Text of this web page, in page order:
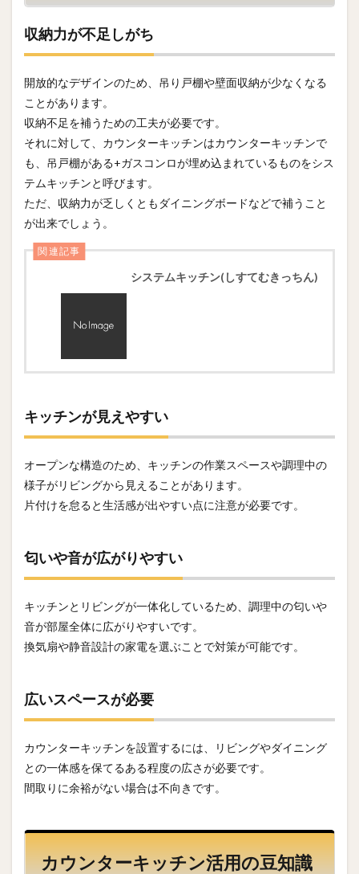
収納力が不足しがち
開放的なデザインのため、吊り戸棚や壁面収納が少なくなる
ことがあります。
収納不足を補うための工夫が必要です。
それに対して、カウンターキッチンはカウンターキッチンで
も、吊戸棚がある+ガスコンロが埋め込まれているものをシス
テムキッチンと呼びます。
ただ、収納力が乏しくともダイニングボードなどで補うこと
が出来でしょう。
関連記事
システムキッチン(しすてむきっちん)
キッチンが見えやすい
オープンな構造のため、キッチンの作業スペースや調理中の
様子がリビングから見えることがあります。
片付けを怠ると生活感が出やすい点に注意が必要です。
匂いや音が広がりやすい
キッチンとリビングが一体化しているため、調理中の匂いや
音が部屋全体に広がりやすいです。
換気扇や静音設計の家電を選ぶことで対策が可能です。
広いスペースが必要
カウンターキッチンを設置するには、リビングやダイニング
との一体感を保てるある程度の広さが必要です。
間取りに余裕がない場合は不向きです。
カウンターキッチン活用の豆知識